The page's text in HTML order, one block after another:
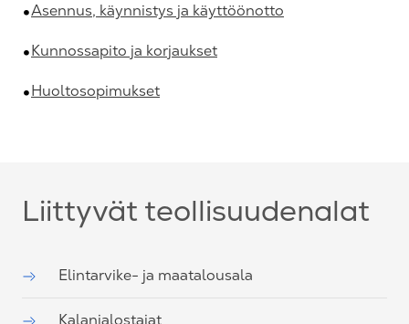
Asennus, käynnistys ja käyttöönotto
Kunnossapito ja korjaukset
Huoltosopimukset
Liittyvät teollisuudenalat
Elintarvike- ja maatalousala
Kalanjalostajat